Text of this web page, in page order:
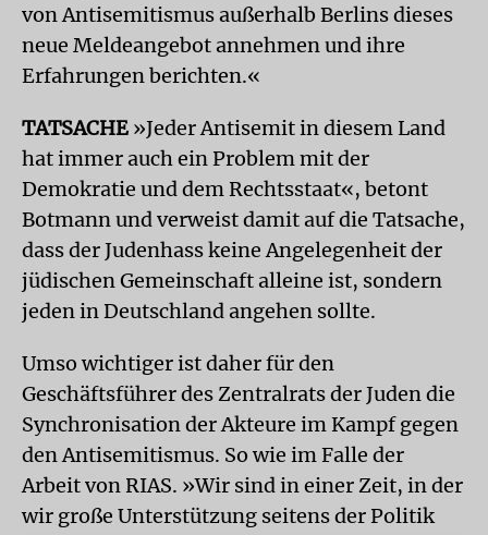
von Antisemitismus außerhalb Berlins dieses
neue Meldeangebot annehmen und ihre
Erfahrungen berichten.«
TATSACHE »Jeder Antisemit in diesem Land
hat immer auch ein Problem mit der
Demokratie und dem Rechtsstaat«, betont
Botmann und verweist damit auf die Tatsache,
dass der Judenhass keine Angelegenheit der
jüdischen Gemeinschaft alleine ist, sondern
jeden in Deutschland angehen sollte.
Umso wichtiger ist daher für den
Geschäftsführer des Zentralrats der Juden die
Synchronisation der Akteure im Kampf gegen
den Antisemitismus. So wie im Falle der
Arbeit von RIAS. »Wir sind in einer Zeit, in der
wir große Unterstützung seitens der Politik